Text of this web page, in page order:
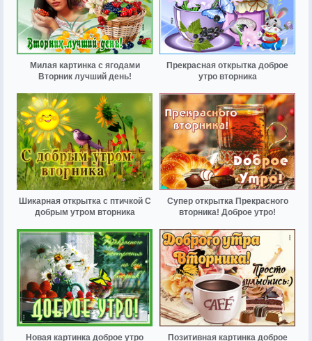
Милая картинка с ягодами
Вторник лучший день!
Прекрасная открытка доброе
утро вторника
Шикарная открытка с птичкой С
добрым утром вторника
Супер открытка Прекрасного
вторника! Доброе утро!
Новая картинка доброе утро Позитивная картинка доброе